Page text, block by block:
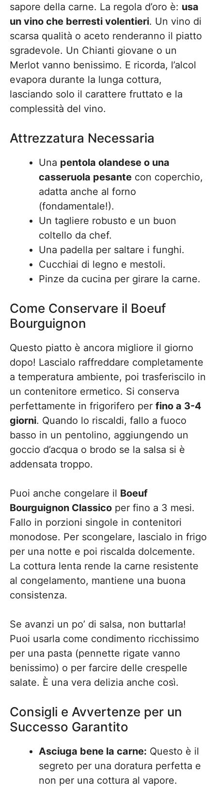
sapore della carne. La regola d’oro è: usa
un vino che berresti volentieri. Un vino di
scarsa qualità o aceto renderanno il piatto
sgradevole. Un Chianti giovane o un
Merlot vanno benissimo. E ricorda, l’alcol
evapora durante la lunga cottura,
lasciando solo il carattere fruttato e la
complessità del vino.
Attrezzatura Necessaria
Una pentola olandese o una
casseruola pesante con coperchio,
adatta anche al forno
(fondamentale!).
Un tagliere robusto e un buon
coltello da chef.
Una padella per saltare i funghi.
Cucchiai di legno e mestoli.
Pinze da cucina per girare la carne.
Come Conservare il Boeuf
Bourguignon
Questo piatto è ancora migliore il giorno
dopo! Lascialo raffreddare completamente
a temperatura ambiente, poi trasferiscilo in
un contenitore ermetico. Si conserva
perfettamente in frigorifero per fino a 3-4
giorni. Quando lo riscaldi, fallo a fuoco
basso in un pentolino, aggiungendo un
goccio d’acqua o brodo se la salsa si è
addensata troppo.
Puoi anche congelare il Boeuf
Bourguignon Classico per fino a 3 mesi.
Fallo in porzioni singole in contenitori
monodose. Per scongelare, lascialo in frigo
per una notte e poi riscalda dolcemente.
La cottura lenta rende la carne resistente
al congelamento, mantiene una buona
consistenza.
Se avanzi un po’ di salsa, non buttarla!
Puoi usarla come condimento ricchissimo
per una pasta (pennette rigate vanno
benissimo) o per farcire delle crespelle
salate. È una vera delizia anche così.
Consigli e Avvertenze per un
Successo Garantito
Asciuga bene la carne: Questo è il
segreto per una doratura perfetta e
non per una cottura al vapore.